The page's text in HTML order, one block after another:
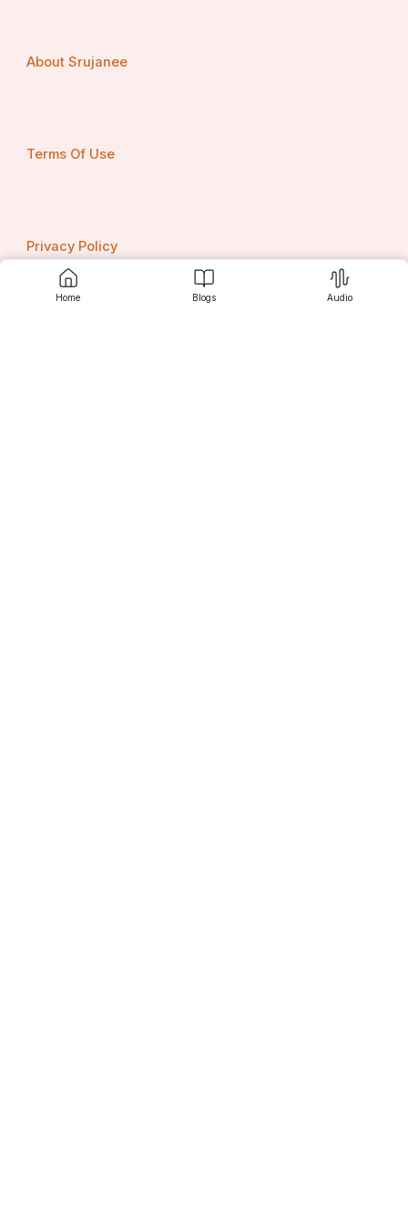
Home Blogs Audio
About Srujanee
Terms Of Use
Privacy Policy